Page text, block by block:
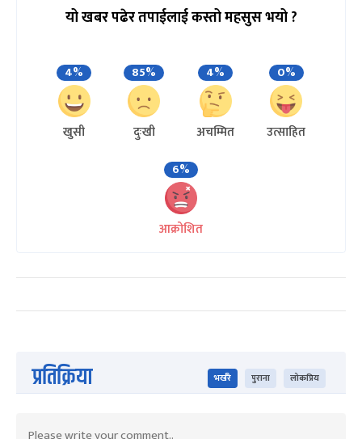
यो खबर पढेर तपाईलाई कस्तो महसुस भयो ?
4%
खुसी
85%
दुःखी
4%
अचम्मित
0%
उत्साहित
6%
आक्रोशित
प्रतिक्रिया भर्खरै पुराना लोकप्रिय